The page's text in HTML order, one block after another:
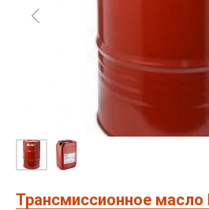
Трансмиссионное